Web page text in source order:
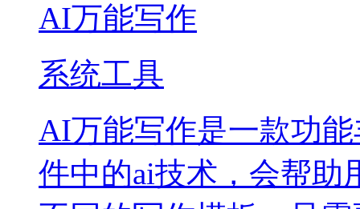
AI万能写作
系统工具
AI万能写作是一款功
件中的ai技术，会帮助